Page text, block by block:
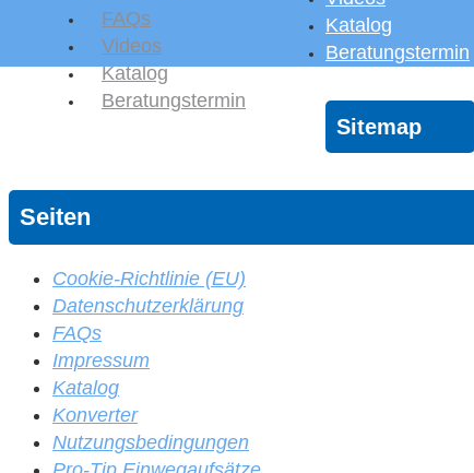
FAQs
Videos
Katalog
Beratungstermin
Katalog
Beratungstermin
Sitemap
Seiten
Cookie-Richtlinie (EU)
Datenschutzerklärung
FAQs
Impressum
Katalog
Konverter
Nutzungsbedingungen